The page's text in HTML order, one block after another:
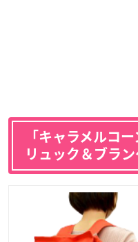
「キャラメルコ
リュック＆ブラ